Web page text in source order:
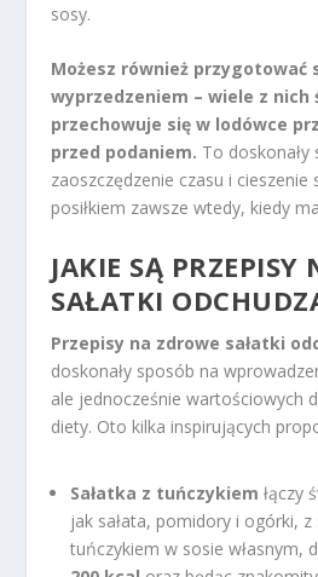
sosy.
Możesz również przygotować
wyprzedzeniem – wiele z nich
przechowuje się w lodówce
przed podaniem. To doskonały
zaoszczędzenie czasu i cieszenie
posiłkiem zawsze wtedy, kiedy
JAKIE SĄ PRZEPISY
SAŁATKI
Przepisy na zdrowe sałatki
doskonały sposób na
ale jednocześnie wartościowych
diety. Oto kilka inspirujących
Sałatka z tuńczykiem łączy
jak sałata, pomidory i ogórki,
tuńczykiem w sosie własnym,